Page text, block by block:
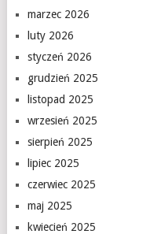
marzec 2026
luty 2026
styczeń 2026
grudzień 2025
listopad 2025
wrzesień 2025
sierpień 2025
lipiec 2025
czerwiec 2025
maj 2025
kwiecień 2025